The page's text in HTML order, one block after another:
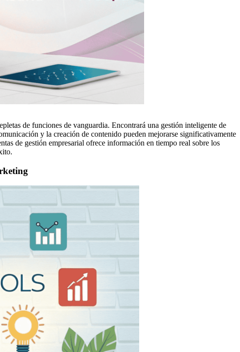
de funciones de vanguardia. Encontrará una gestión inteligente de
y la creación de contenido pueden mejorarse significativamente
de gestión empresarial ofrece información en tiempo real sobre los